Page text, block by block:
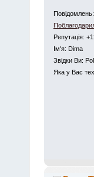
Репутація:
Iм'я: Dima
Звідки Ви:
Яка у Вас